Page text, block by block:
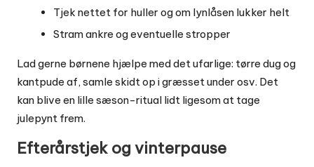
Tjek nettet for huller og om lynlåsen lukker helt
Stram ankre og eventuelle stropper
Lad gerne børnene hjælpe med det ufarlige: tørre dug og
kantpude af, samle skidt op i græsset under osv. Det
kan blive en lille sæson-ritual lidt ligesom at tage
julepynt frem.
Efterårstjek og vinterpause